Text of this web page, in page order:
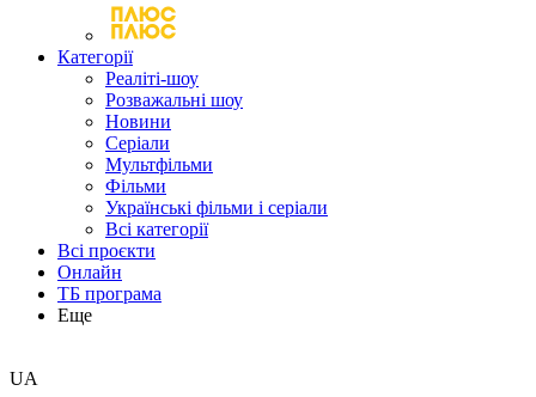
Категорії
Реаліті-шоу
Розважальні шоу
Новини
Серіали
Мультфільми
Фільми
Українські фільми і серіали
Всі категорії
Всі проєкти
Онлайн
ТБ програма
Еще
UA